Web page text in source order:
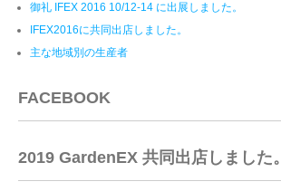
御礼 IFEX 2016 10/12-14 に出展しました。
IFEX2016に共同出店しました。
主な地域別の生産者
FACEBOOK
2019 GardenEX 共同出店しました。